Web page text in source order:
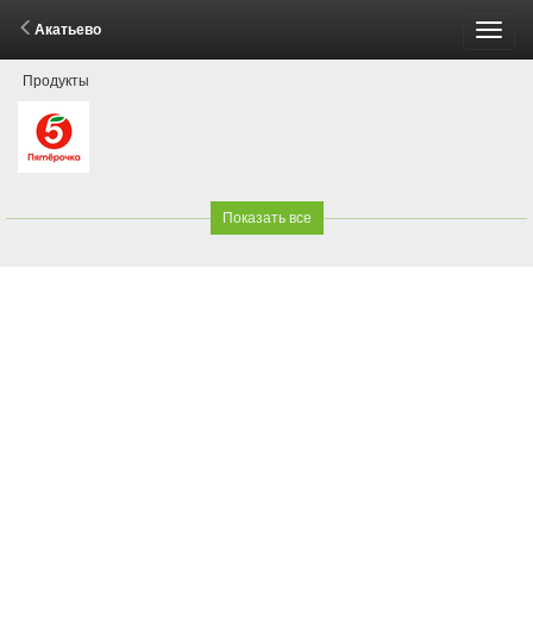
Акатьево
Продукты
Показать все